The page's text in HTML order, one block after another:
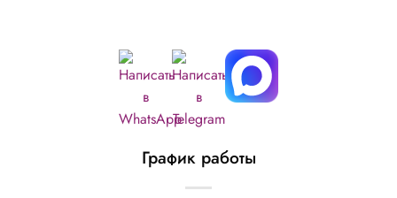
График работы